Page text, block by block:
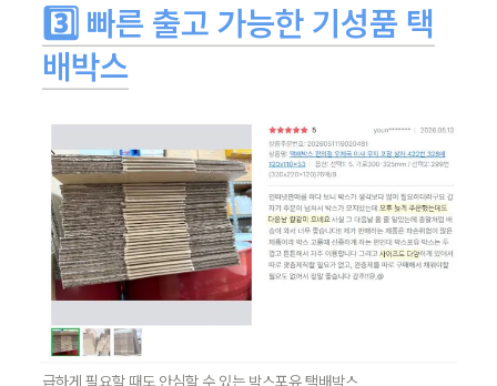
3️⃣ 빠른 출고 가능한 기성품 택
배박스
급하게 필요할 때도 안심할 수 있는 박스포유 택배박스